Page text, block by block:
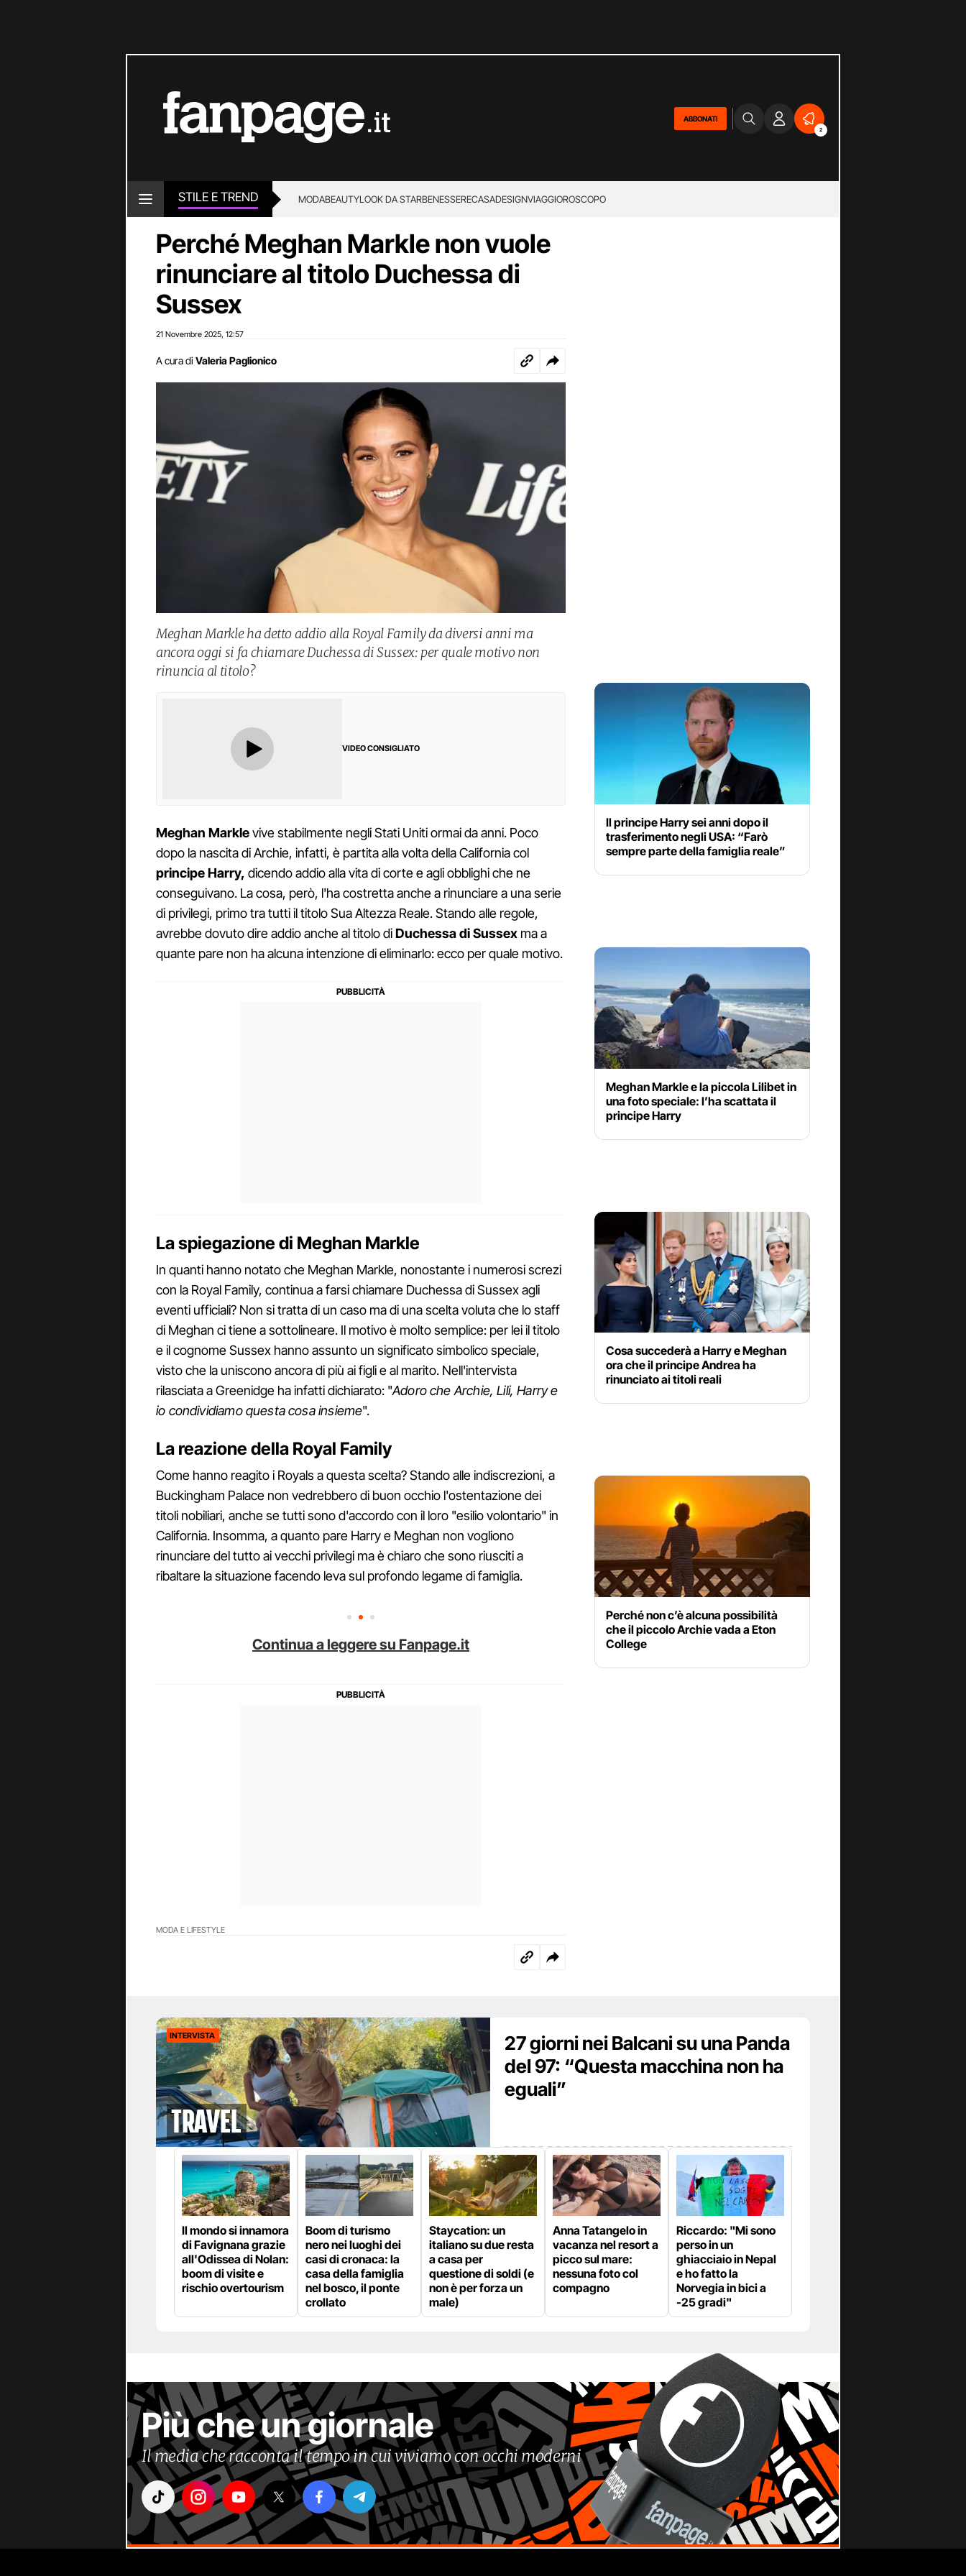
ABBONATI
2
STILE E TREND MODABEAUTYLOOK DA STARBENESSERECASADESIGNVIAGGIOROSCOPO
Perché Meghan Markle non vuole
rinunciare al titolo Duchessa di
Sussex
21 Novembre 2025 12:57
A cura di Valeria Paglionico
Meghan Markle ha detto addio alla Royal Family da diversi anni ma
ancora oggi si fa chiamare Duchessa di Sussex: per quale motivo non
rinuncia al titolo?
VIDEO CONSIGLIATO
Meghan Marklevive stabilmente negli Stati Uniti ormai da anni. Poco
dopo la nascita di Archie, infatti, è partita alla volta della California col
principe Harry, dicendo addio alla vita di corte e agli obblighi che ne
conseguivano. La cosa, però, l'ha costretta anche a rinunciare a una serie
di privilegi, primo tra tutti il titolo Sua Altezza Reale. Stando alle regole,
avrebbe dovuto dire addio anche al titolo diDuchessa di Sussex ma a
quante pare non ha alcuna intenzione di eliminarlo: ecco per quale motivo.
La spiegazione di Meghan Markle
In quanti hanno notato che Meghan Markle, nonostante i numerosi screzi
con la Royal Family, continua a farsi chiamare Duchessa di Sussex agli
eventi ufficiali? Non si tratta di un caso ma di una scelta voluta che lo staff
di Meghan ci tiene a sottolineare. Il motivo è molto semplice: per lei il titolo
e il cognome Sussex hanno assunto un significato simbolico speciale,
visto che la uniscono ancora di più ai figli e al marito. Nell'intervista
rilasciata a Greenidge ha infatti dichiarato: "Adoro che Archie, Lili, Harry e
io condividiamo questa cosa insieme".
La reazione della Royal Family
Come hanno reagito i Royals a questa scelta? Stando alle indiscrezioni, a
Buckingham Palace non vedrebbero di buon occhio l'ostentazione dei
titoli nobiliari, anche se tutti sono d'accordo con il loro "esilio volontario" in
California. Insomma, a quanto pare Harry e Meghan non vogliono
rinunciare del tutto ai vecchi privilegi ma è chiaro che sono riusciti a
ribaltare la situazione facendo leva sul profondo legame di famiglia.
Continua a leggere su Fanpage.it
MODA E LIFESTYLE
Il principe Harry sei anni dopo il
trasferimento negli USA: “Farò
sempre parte della famiglia reale”
Meghan Markle e la piccola Lilibet in
una foto speciale: l’ha scattata il
principe Harry
Cosa succederà a Harry e Meghan
ora che il principe Andrea ha
rinunciato ai titoli reali
Perché non c’è alcuna possibilità
che il piccolo Archie vada a Eton
College
INTERVISTA
Travel
27 giorni nei Balcani su una Panda
del 97: “Questa macchina non ha
eguali”
Il mondo si innamora
di Favignana grazie
all'Odissea di Nolan:
boom di visite e
rischio overtourism
Boom di turismo
nero nei luoghi dei
casi di cronaca: la
casa della famiglia
nel bosco, il ponte
crollato
Staycation: un
italiano su due resta
a casa per
questione di soldi (e
non è per forza un
male)
Anna Tatangelo in
vacanza nel resort a
picco sul mare:
nessuna foto col
compagno
Riccardo: "Mi sono
perso in un
ghiacciaio in Nepal
e ho fatto la
Norvegia in bici a
-25 gradi"
Più che un giornale
Il media che racconta il tempo in cui viviamo con occhi moderni